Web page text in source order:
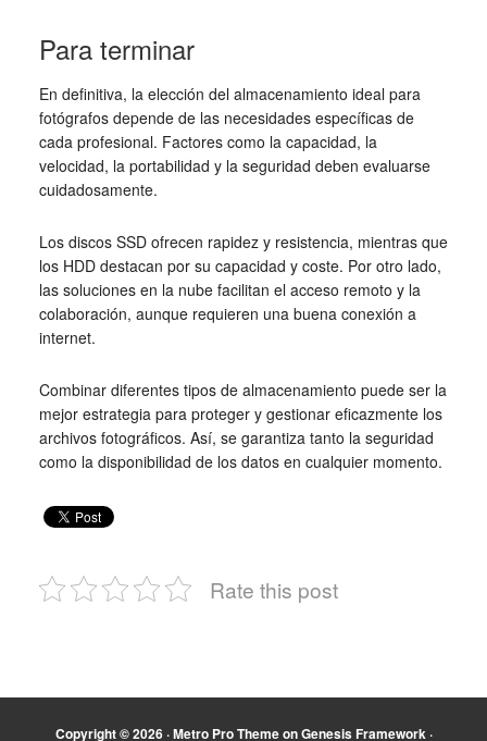
Para terminar
En definitiva, la elección del almacenamiento ideal para
fotógrafos depende de las necesidades específicas de
cada profesional. Factores como la capacidad, la
velocidad, la portabilidad y la seguridad deben evaluarse
cuidadosamente.
Los discos SSD ofrecen rapidez y resistencia, mientras que
los HDD destacan por su capacidad y coste. Por otro lado,
las soluciones en la nube facilitan el acceso remoto y la
colaboración, aunque requieren una buena conexión a
internet.
Combinar diferentes tipos de almacenamiento puede ser la
mejor estrategia para proteger y gestionar eficazmente los
archivos fotográficos. Así, se garantiza tanto la seguridad
como la disponibilidad de los datos en cualquier momento.
Rate this post
Copyright © 2026 ·Metro Pro ThemeonGenesis Framework ·